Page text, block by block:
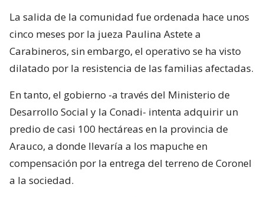
La salida de la comunidad fue ordenada hace unos
cinco meses por la jueza Paulina Astete a
Carabineros, sin embargo, el operativo se ha visto
dilatado por la resistencia de las familias afectadas.
En tanto, el gobierno -a través del Ministerio de
Desarrollo Social y la Conadi- intenta adquirir un
predio de casi 100 hectáreas en la provincia de
Arauco, a donde llevaría a los mapuche en
compensación por la entrega del terreno de Coronel
a la sociedad.